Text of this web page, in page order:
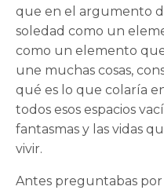
que en el argumento
soledad como un
como un elemento
une muchas cosas,
qué es lo que colaría
todos esos espacios
fantasmas y las vidas
vivir.
Antes preguntabas por